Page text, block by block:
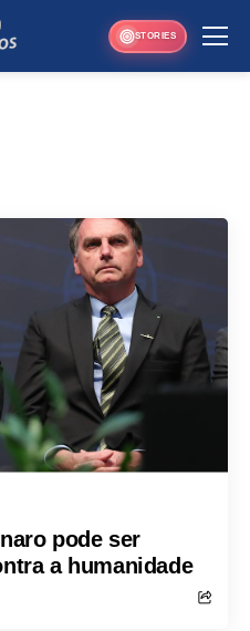
STORIES
pode ser
a humanidade